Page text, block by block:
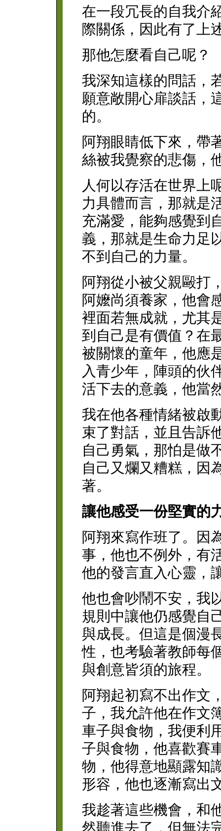
在一段冗長的自我介
際關係，因此有了上
那他怎麼看自己呢？
我深知這樣的問話，
願意敞開心扉談話，
的。
阿翔眼睛低下來，帶
絲被我覺察的悲傷，
人何以存活在世界上
力具體而言，那就是
充滿愛，能夠感覺到
義，那就是生命力足
不到自己的力量。
阿翔從小被父親毆打
阿嬤尚須養家，他會
裡面若無成就，尤其
到自己是有價值？在
被關懷的童年，他應
入青少年，陣頭的伙
活下去的意義，他當
我在他各種情緒被啟
束了對話，並且告訴
自己勇氣，那怕是做
自己又爛又糟糕，因
著。
讓他感受一份堅實的
阿翔來寫作班了。因
事，他也不例外，有
他的發言直入心靈，
他也會吵鬧不安，我
規則中讓他仍感覺自
與成長。但這是個漫
性，也考驗著教師每
與創意皆須的旅程。
阿翔起初寫不出作文
子，我允許他在作文
車子與食物，我便利
子與食物，他喜歡賽
物，他得意地顯露知
形容，他也逐漸寫出
我趁著這些機會，和
然聽進去了，但無法